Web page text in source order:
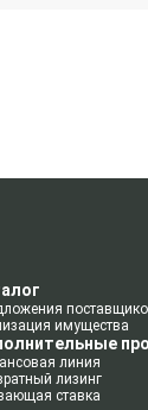
имущества
линия
лизинг
ставка